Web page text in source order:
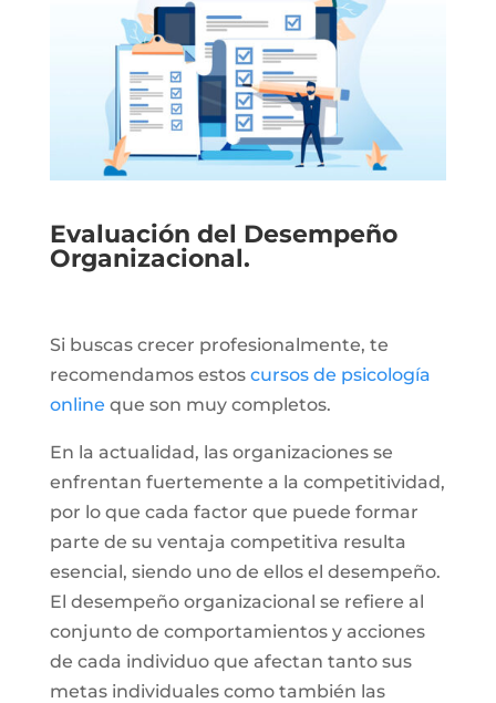
Evaluación del Desempeño
Organizacional.
Si buscas crecer profesionalmente, te
recomendamos estos cursos de psicología
online que son muy completos.
En la actualidad, las organizaciones se
enfrentan fuertemente a la competitividad,
por lo que cada factor que puede formar
parte de su ventaja competitiva resulta
esencial, siendo uno de ellos el desempeño.
El desempeño organizacional se refiere al
conjunto de comportamientos y acciones
de cada individuo que afectan tanto sus
metas individuales como también las